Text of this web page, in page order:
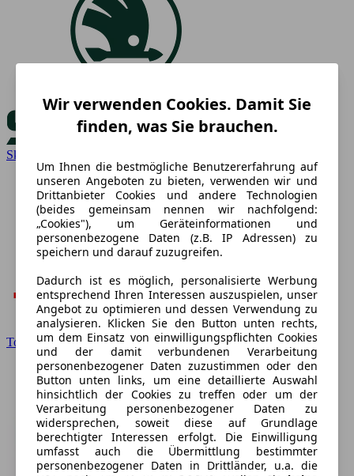
Skoda
Toyota
Wir verwenden Cookies. Damit Sie
finden, was Sie brauchen.
Um Ihnen die bestmögliche Benutzererfahrung auf
unseren Angeboten zu bieten, verwenden wir und
Drittanbieter Cookies und andere Technologien
(beides gemeinsam nennen wir nachfolgend:
„Cookies"), um Geräteinformationen und
personenbezogene Daten (z.B. IP Adressen) zu
speichern und darauf zuzugreifen.
Dadurch ist es möglich, personalisierte Werbung
entsprechend Ihren Interessen auszuspielen, unser
Angebot zu optimieren und dessen Verwendung zu
analysieren. Klicken Sie den Button unten rechts,
um dem Einsatz von einwilligungspflichten Cookies
und der damit verbundenen Verarbeitung
personenbezogener Daten zuzustimmen oder den
Button unten links, um eine detaillierte Auswahl
hinsichtlich der Cookies zu treffen oder um der
Verarbeitung personenbezogener Daten zu
widersprechen, soweit diese auf Grundlage
berechtigter Interessen erfolgt. Die Einwilligung
umfasst auch die Übermittlung bestimmter
personenbezogener Daten in Drittländer, u.a. die